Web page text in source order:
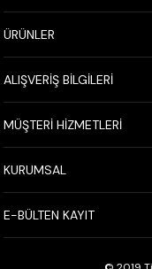
ÜRÜNLER
ALIŞVERİŞ BİLGİLERİ
MÜŞTERİ HİZMETLERİ
KURUMSAL
E-BÜLTEN KAYIT